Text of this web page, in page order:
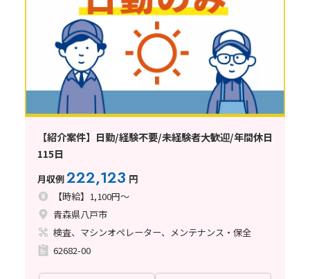
【紹介案件】日勤/経験不要/未経験者大歓迎/年間休日
115日
月収例222,123 円
【時給】1,100円～
青森県八戸市
検査、マシンオペレーター、メンテナンス・保全
62682-00